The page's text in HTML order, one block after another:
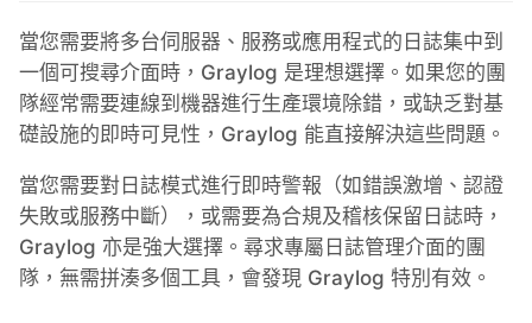
當您需要將多台伺服器、服務或應用程式的日誌集中到
一個可搜尋介面時，Graylog 是理想選擇。如果您的團
隊經常需要連線到機器進行生產環境除錯，或缺乏對基
礎設施的即時可見性，Graylog 能直接解決這些問題。
當您需要對日誌模式進行即時警報（如錯誤激增、認證
失敗或服務中斷），或需要為合規及稽核保留日誌時，
Graylog 亦是強大選擇。尋求專屬日誌管理介面的團
隊，無需拼湊多個工具，會發現 Graylog 特別有效。